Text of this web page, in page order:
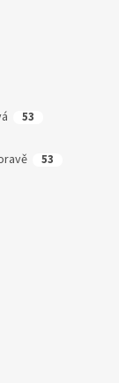
53
53